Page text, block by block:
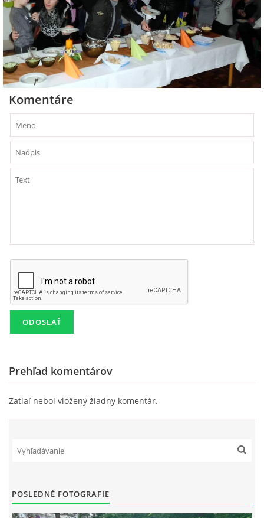
Komentáre
Prehľad komentárov
Zatiaľ nebol vložený žiadny komentár.
POSLEDNÉ FOTOGRAFIE